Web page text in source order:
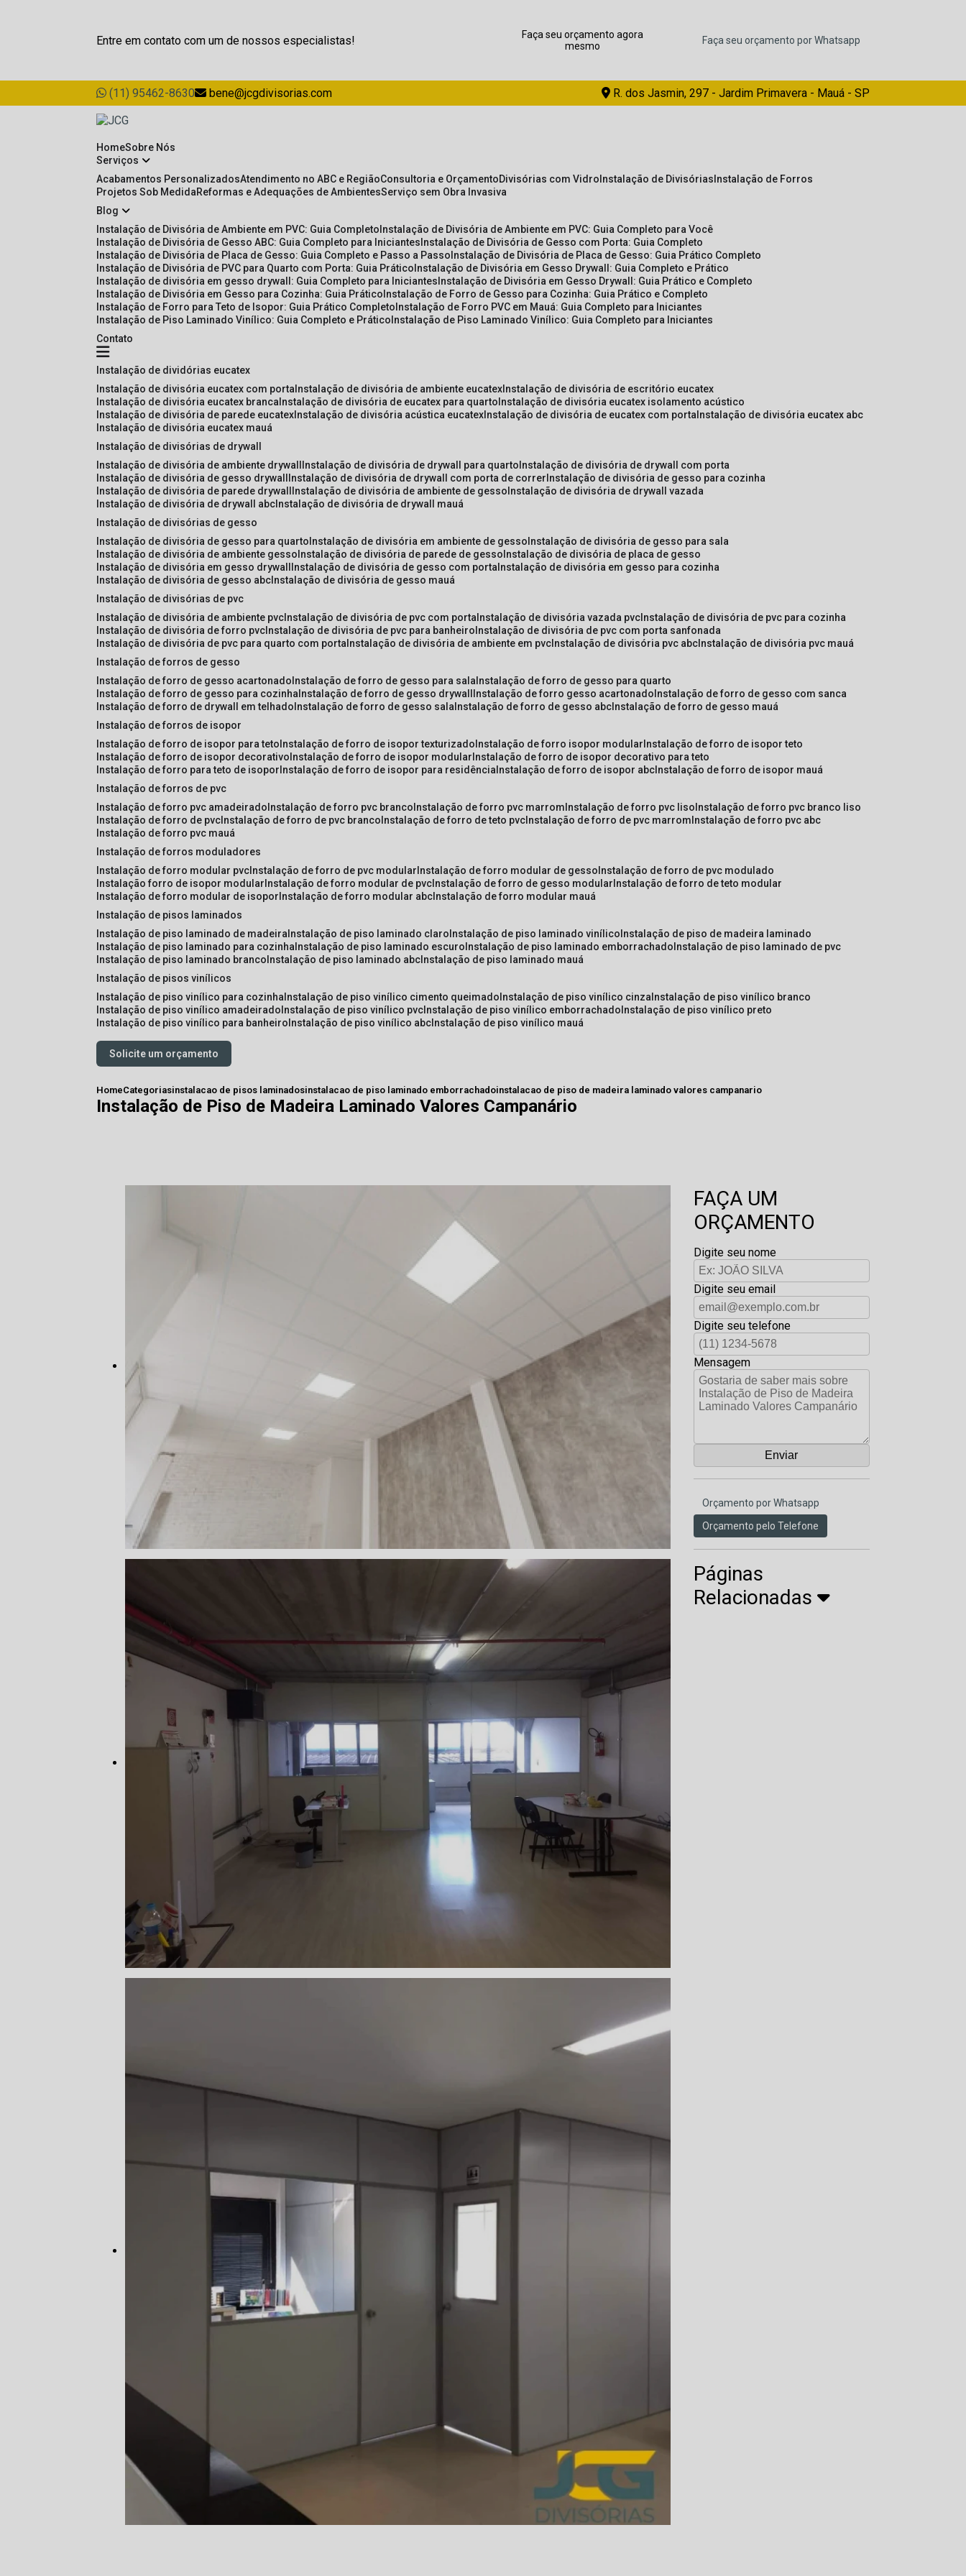
Entre em contato com um de nossos especialistas!
Faça seu orçamento agora
mesmo
Faça seu orçamento por Whatsapp
(11) 95462-8630 bene@jcgdivisorias.com R. dos Jasmin, 297 - Jardim Primavera - Mauá - SP
Home Sobre Nós
Serviços
Acabamentos Personalizados Atendimento no ABC e Região Consultoria e Orçamento Divisórias com Vidro Instalação de Divisórias Instalação de Forros
Projetos Sob Medida
Reformas e Adequações de Ambientes Serviço sem Obra Invasiva
Blog
Instalação de Divisória de Ambiente em PVC: Guia Completo Instalação de Divisória de Ambiente em PVC: Guia Completo para Você
Instalação de Divisória de Gesso ABC: Guia Completo para Iniciantes Instalação de Divisória de Gesso com Porta: Guia Completo
Instalação de Divisória de Placa de Gesso: Guia Completo e Passo a Passo Instalação de Divisória de Placa de Gesso: Guia Prático Completo
Instalação de Divisória de PVC para Quarto com Porta: Guia Prático Instalação de Divisória em Gesso Drywall: Guia Completo e Prático
Instalação de divisória em gesso drywall: Guia Completo para Iniciantes Instalação de Divisória em Gesso Drywall: Guia Prático e Completo
Instalação de Divisória em Gesso para Cozinha: Guia Prático Instalação de Forro de Gesso para Cozinha: Guia Prático e Completo
Instalação de Forro para Teto de Isopor: Guia Prático Completo Instalação de Forro PVC em Mauá: Guia Completo para Iniciantes
Instalação de Piso Laminado Vinílico: Guia Completo e Prático Instalação de Piso Laminado Vinílico: Guia Completo para Iniciantes
Contato
instalação de dividórias eucatex
instalação de divisória eucatex com porta instalação de divisória de ambiente eucatex instalação de divisória de escritório eucatex
instalação de divisória eucatex branca instalação de divisória de eucatex para quarto instalação de divisória eucatex isolamento acústico
instalação de divisória de parede eucatex instalação de divisória acústica eucatex instalação de divisória de eucatex com porta instalação de divisória eucatex abc
instalação de divisória eucatex mauá
instalação de divisórias de drywall
instalação de divisória de ambiente drywall
instalação de divisória de drywall para quarto instalação de divisória de drywall com porta
instalação de divisória de gesso drywall
instalação de divisória de drywall com porta de correr instalação de divisória de gesso para cozinha
instalação de divisória de parede drywall
instalação de divisória de ambiente de gesso instalação de divisória de drywall vazada
instalação de divisória de drywall abc instalação de divisória de drywall mauá
instalação de divisórias de gesso
instalação de divisória de gesso para quarto instalação de divisória em ambiente de gesso instalação de divisória de gesso para sala
instalação de divisória de ambiente gesso instalação de divisória de parede de gesso instalação de divisória de placa de gesso
instalação de divisória em gesso drywall
instalação de divisória de gesso com porta instalação de divisória em gesso para cozinha
instalação de divisória de gesso abc instalação de divisória de gesso mauá
instalação de divisórias de pvc
instalação de divisória de ambiente pvc instalação de divisória de pvc com porta instalação de divisória vazada pvc instalação de divisória de pvc para cozinha
instalação de divisória de forro pvc instalação de divisória de pvc para banheiro instalação de divisória de pvc com porta sanfonada
instalação de divisória de pvc para quarto com porta instalação de divisória de ambiente em pvc instalação de divisória pvc abc instalação de divisória pvc mauá
instalação de forros de gesso
instalação de forro de gesso acartonado instalação de forro de gesso para sala instalação de forro de gesso para quarto
instalação de forro de gesso para cozinha instalação de forro de gesso drywall instalação de forro gesso acartonado instalação de forro de gesso com sanca
instalação de forro de drywall em telhado instalação de forro de gesso sala instalação de forro de gesso abc instalação de forro de gesso mauá
instalação de forros de isopor
instalação de forro de isopor para teto instalação de forro de isopor texturizado instalação de forro isopor modular instalação de forro de isopor teto
instalação de forro de isopor decorativo instalação de forro de isopor modular instalação de forro de isopor decorativo para teto
instalação de forro para teto de isopor instalação de forro de isopor para residência instalação de forro de isopor abc instalação de forro de isopor mauá
instalação de forros de pvc
instalação de forro pvc amadeirado instalação de forro pvc branco instalação de forro pvc marrom instalação de forro pvc liso instalação de forro pvc branco liso
instalação de forro de pvc instalação de forro de pvc branco instalação de forro de teto pvc instalação de forro de pvc marrom instalação de forro pvc abc
instalação de forro pvc mauá
instalação de forros moduladores
instalação de forro modular pvc instalação de forro de pvc modular instalação de forro modular de gesso instalação de forro de pvc modulado
instalação forro de isopor modular instalação de forro modular de pvc instalação de forro de gesso modular instalação de forro de teto modular
instalação de forro modular de isopor instalação de forro modular abc instalação de forro modular mauá
instalação de pisos laminados
instalação de piso laminado de madeira instalação de piso laminado claro instalação de piso laminado vinílico instalação de piso de madeira laminado
instalação de piso laminado para cozinha instalação de piso laminado escuro instalação de piso laminado emborrachado instalação de piso laminado de pvc
instalação de piso laminado branco instalação de piso laminado abc instalação de piso laminado mauá
instalação de pisos vinílicos
instalação de piso vinílico para cozinha instalação de piso vinílico cimento queimado instalação de piso vinílico cinza instalação de piso vinílico branco
instalação de piso vinílico amadeirado instalação de piso vinílico pvc instalação de piso vinílico emborrachado instalação de piso vinílico preto
instalação de piso vinílico para banheiro instalação de piso vinílico abc instalação de piso vinílico mauá
Solicite um orçamento
HomeCategoriasinstalacao de pisos laminadosinstalacao de piso laminado emborrachadoinstalacao de piso de madeira laminado valores campanario
Instalação de Piso de Madeira Laminado Valores Campanário
FAÇA UM
ORÇAMENTO
Digite seu nome
Digite seu email
Digite seu telefone
Mensagem
Orçamento por Whatsapp
Orçamento pelo Telefone
Páginas
Relacionadas